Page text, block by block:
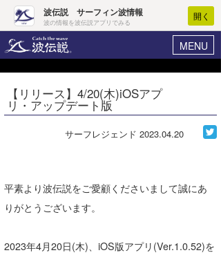
波伝説 サーフィン波情報
波の情報を波伝説アプリでみる
開く
MENU
ヘルプ マイホーム
ログイン
新規会員登録
WAVE HUNTER波予想ツール
気象情報
ニュース
【リリース】4/20(木)iOSアプ
リ・アップデート版
サーフレジェンド 2023.04.20
平素より波伝説をご愛顧くださいまして誠にあ
りがとうございます。
2023年4月20日(木)、iOS版アプリ(Ver.1.0.52)を
Core Surf Japan
コラム